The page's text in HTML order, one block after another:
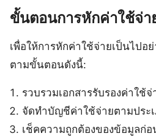
ขั้นตอนการหักค่าใช้จ่า
เพื่อให้การหักค่าใช้จ่ายเป็นไปอ
ตามขั้นตอนดังนี้:
รวบรวมเอกสารรับรองค่าใช้จ่
จัดทำบัญชีค่าใช้จ่ายตามประ
เช็คความถูกต้องของข้อมูลก่